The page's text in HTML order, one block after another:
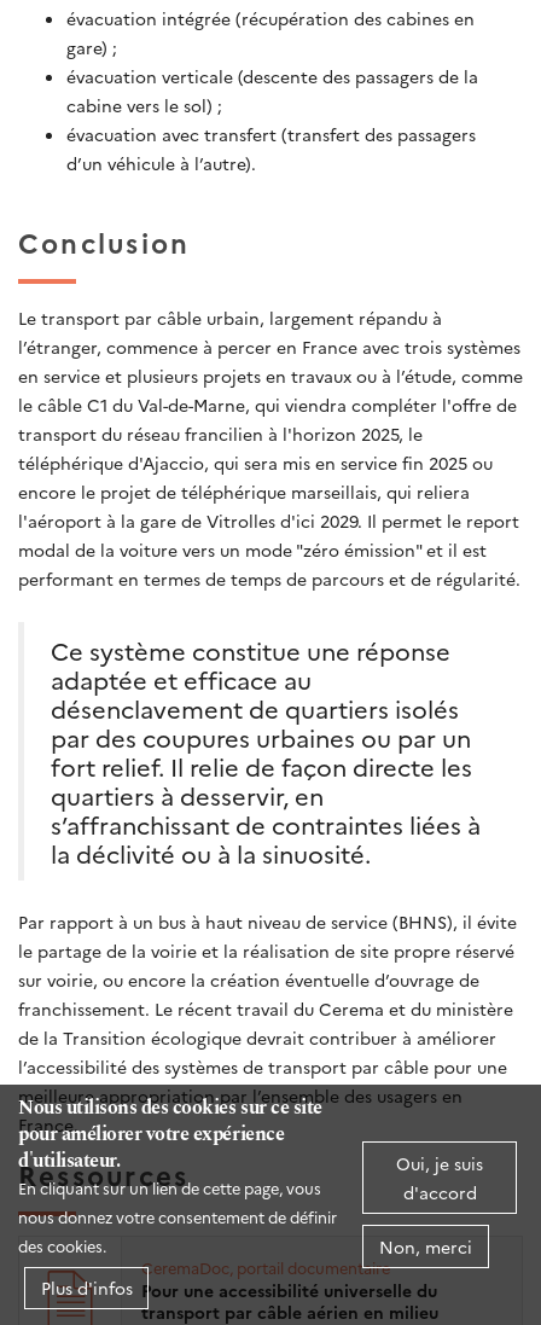
Nous utilisons des cookies sur ce site
pour améliorer votre expérience
d'utilisateur.
En cliquant sur un lien de cette page, vous
nous donnez votre consentement de définir
des cookies.
Plus d'infos
Oui, je suis
d'accord
Non, merci
évacuation intégrée (récupération des cabines en
gare) ;
évacuation verticale (descente des passagers de la
cabine vers le sol) ;
évacuation avec transfert (transfert des passagers
d’un véhicule à l’autre).
Conclusion
Le transport par câble urbain, largement répandu à
l’étranger, commence à percer en France avec trois systèmes
en service et plusieurs projets en travaux ou à l’étude, comme
le câble C1 du Val-de-Marne, qui viendra compléter l'offre de
transport du réseau francilien à l'horizon 2025, le
téléphérique d'Ajaccio, qui sera mis en service fin 2025 ou
encore le projet de téléphérique marseillais, qui reliera
l'aéroport à la gare de Vitrolles d'ici 2029. Il permet le report
modal de la voiture vers un mode "zéro émission" et il est
performant en termes de temps de parcours et de régularité.
Ce système constitue une réponse
adaptée et efficace au
désenclavement de quartiers isolés
par des coupures urbaines ou par un
fort relief. Il relie de façon directe les
quartiers à desservir, en
s’affranchissant de contraintes liées à
la déclivité ou à la sinuosité.
Par rapport à un bus à haut niveau de service (BHNS), il évite
le partage de la voirie et la réalisation de site propre réservé
sur voirie, ou encore la création éventuelle d’ouvrage de
franchissement. Le récent travail du Cerema et du ministère
de la Transition écologique devrait contribuer à améliorer
l’accessibilité des systèmes de transport par câble pour une
meilleure appropriation par l’ensemble des usagers en
France.
Ressources
CeremaDoc, portail documentaire
Pour une accessibilité universelle du
transport par câble aérien en milieu